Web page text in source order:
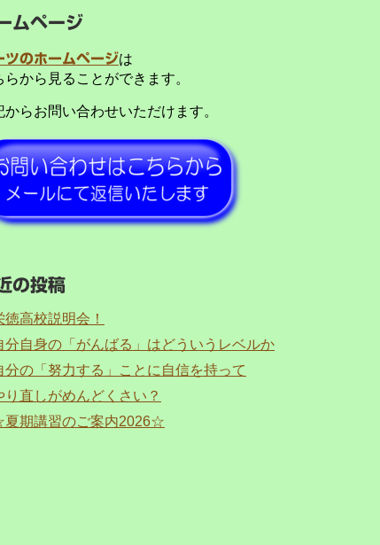
ムページ
ツのホームページは
らから見ることができます。
からお問い合わせいただけます。
の投稿
徳高校説明会！
分自身の「がんばる」はどういうレベルか
分の「努力する」ことに自信を持って
り直しがめんどくさい？
期講習のご案内2026☆